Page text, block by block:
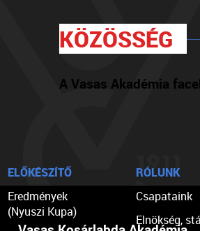
KÖZÖSSÉG
A Vasas Akadémia
ELŐKÉSZÍTŐ
Eredmények
(Nyuszi Kupa)
RÓLUNK
Csapataink
Elnökség,